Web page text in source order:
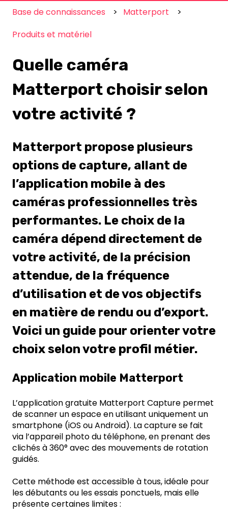
Base de connaissances
Matterport
Produits et matériel
Quelle caméra
Matterport choisir selon
votre activité ?
Matterport propose plusieurs
options de capture, allant de
l’application mobile à des
caméras professionnelles très
performantes. Le choix de la
caméra dépend directement de
votre activité, de la précision
attendue, de la fréquence
d’utilisation et de vos objectifs
en matière de rendu ou d’export.
Voici un guide pour orienter votre
choix selon votre profil métier.
Application mobile Matterport
L’application gratuite Matterport Capture permet
de scanner un espace en utilisant uniquement un
smartphone (iOS ou Android). La capture se fait
via l’appareil photo du téléphone, en prenant des
clichés à 360° avec des mouvements de rotation
guidés.
Cette méthode est accessible à tous, idéale pour
les débutants ou les essais ponctuels, mais elle
présente certaines limites :